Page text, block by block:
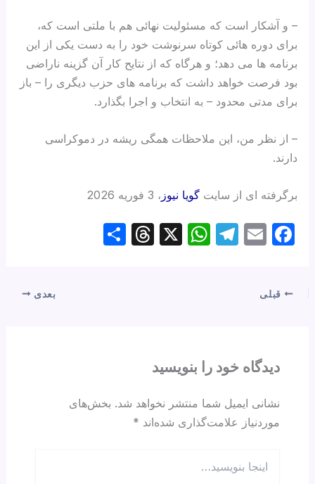
– و آشکار است که مسئولیت نهائی هم با ملتی است که،
برای دوره هائی کوتاه سرنوشت خود را به دست یکی از این
برنامه ها می دهد؛ و هرگاه که از نتایح کار آن گزینه ناراضی
بود فرصت خواهد داشت که برنامه های حزب دیگری را – باز
برای مدتی محدود – به انتخاب و اجرا بگذارد.
– از نظر من، این ملاحظات همگی ریشه در دموکراسی
دارند.
برگرفته ای از سایتگویا نیوز ، 3 فوریه 2026
F
e
o
k
E
T
W
p
X
T
قبلی بعدی
دیدگاه‌ خود را بنویسید
نشانی ایمیل شما منتشر نخواهد شد. بخش‌های
موردنیاز علامت‌گذاری شده‌اند *
بنویسید…